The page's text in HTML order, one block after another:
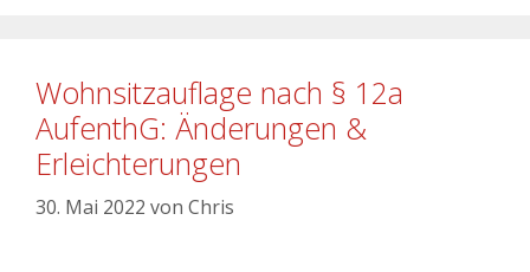
Wohnsitzauflage nach § 12a
AufenthG: Änderungen &
Erleichterungen
30. Mai 2022 von Chris